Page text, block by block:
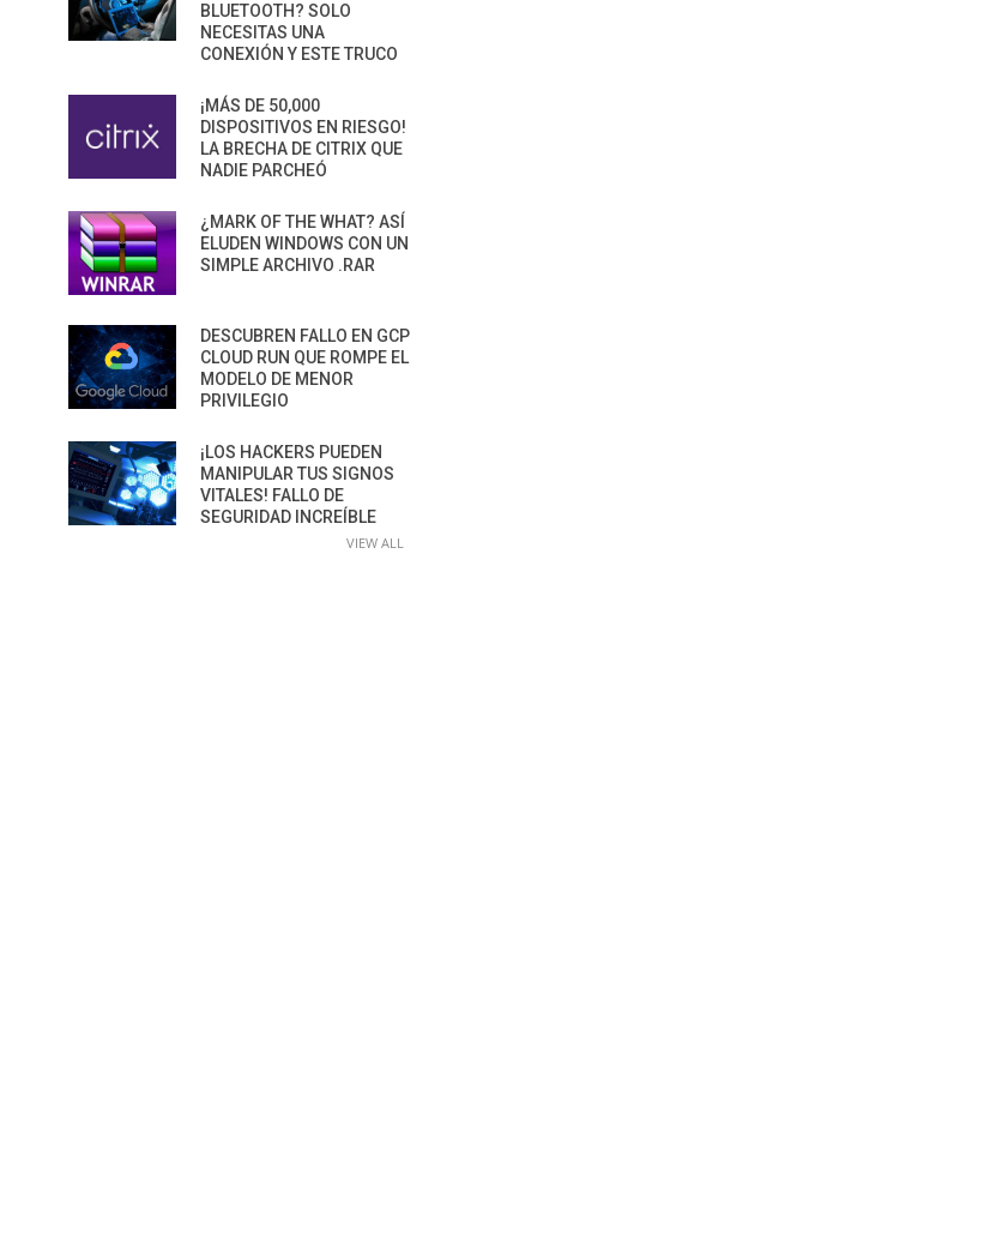
BLUETOOTH? SOLO
NECESITAS UNA
CONEXIÓN Y ESTE TRUCO
¡MÁS DE 50,000
DISPOSITIVOS EN RIESGO!
LA BRECHA DE CITRIX QUE
NADIE PARCHEÓ
¿MARK OF THE WHAT? ASÍ
ELUDEN WINDOWS CON UN
SIMPLE ARCHIVO .RAR
DESCUBREN FALLO EN GCP
CLOUD RUN QUE ROMPE EL
MODELO DE MENOR
PRIVILEGIO
¡LOS HACKERS PUEDEN
MANIPULAR TUS SIGNOS
VITALES! FALLO DE
SEGURIDAD INCREÍBLE
VIEW ALL